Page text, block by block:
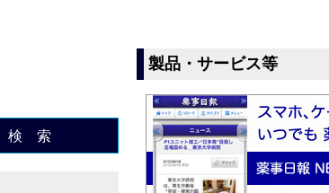
検 索
製品・サービス等